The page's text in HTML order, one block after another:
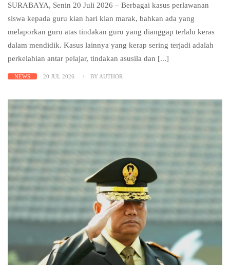
SURABAYA, Senin 20 Juli 2026 – Berbagai kasus perlawanan
siswa kepada guru kian hari kian marak, bahkan ada yang
melaporkan guru atas tindakan guru yang dianggap terlalu keras
dalam mendidik. Kasus lainnya yang kerap sering terjadi adalah
perkelahian antar pelajar, tindakan asusila dan [...]
NEWS 20 JUL 2026 BY AUTHOR